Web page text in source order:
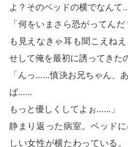
に目覚めないでくれ」
楽を貪り続けた。
を画策する。
逆回転を始める！
奇跡の覚醒を果たした綾華によ
幕だ。クズ男を地獄へ叩き落
よ？そのベッドの横でなんて
「何をいまさら恐がってん
も見えなきゃ耳も聞こえね
せして俺を最初に誘ってきた
「んっ……慎決お兄ちゃん、
ば……
もっと優しくしてよぉ……」
静まり返った病室。ベッド
しい女性が横たわっている